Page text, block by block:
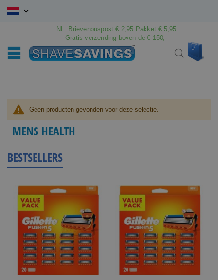
Ga
NL: Brievenbuspost € 2,95 Pakket € 5,95
Gratis verzending boven de € 150,-
Search
Geen producten gevonden voor deze selectie.
MENS HEALTH
BESTSELLERS